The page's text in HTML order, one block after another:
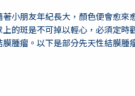
小朋友年紀長大，顏色便會愈來
的斑是不可掉以輕心，必須定時
腫瘤。以下是部分先天性結膜腫